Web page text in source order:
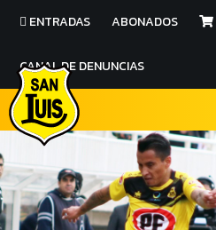
ENTRADAS ABONADOS
CANAL DE DENUNCIAS